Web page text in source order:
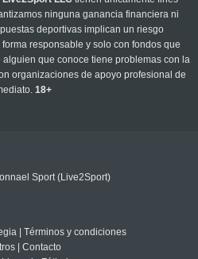
ninguna ganancia financiera ni
deportivas implican un riesgo
responsable y solo con fondos que
que conoce tiene problemas con la
organizaciones de apoyo profesional de
18+
Sport (Live2Sport)
| Términos y condiciones
| Contacto